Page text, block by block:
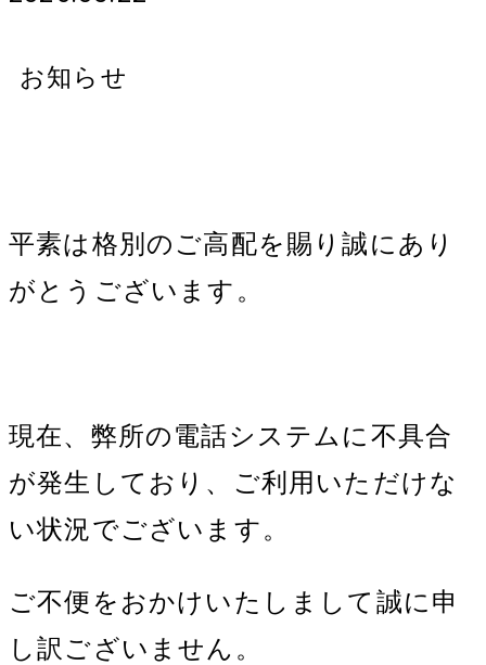
お知らせ
平素は格別のご高配を賜り誠にあり
がとうございます。
現在、弊所の電話システムに不具合
が発生しており、ご利用いただけな
い状況でございます。
ご不便をおかけいたしまして誠に申
し訳ございません。